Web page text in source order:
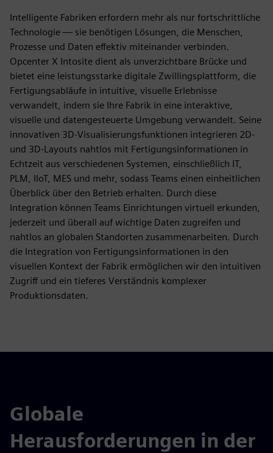
Intelligente Fabriken erfordern mehr als nur fortschrittliche
Technologie — sie benötigen Lösungen, die Menschen,
Prozesse und Daten effektiv miteinander verbinden.
Opcenter X Intosite dient als unverzichtbare Brücke und
bietet eine leistungsstarke digitale Zwillingsplattform, die
Fertigungsabläufe in intuitive, visuelle Erlebnisse
verwandelt, indem sie Ihre Fabrik in eine interaktive,
visuelle und datengesteuerte Umgebung verwandelt. Seine
innovativen 3D-Visualisierungsfunktionen integrieren 2D-
und 3D-Layouts nahtlos mit Fertigungsinformationen in
Echtzeit aus verschiedenen Systemen, einschließlich IT,
PLM, IIoT, MES und mehr, sodass Teams einen einheitlichen
Überblick über den Betrieb erhalten. Durch diese
Integration können Teams Einrichtungen virtuell erkunden,
jederzeit und überall auf wichtige Daten zugreifen und
nahtlos an globalen Standorten zusammenarbeiten. Durch
die Integration von Fertigungsinformationen in den
visuellen Kontext der Fabrik ermöglichen wir den intuitiven
Zugriff und ein tieferes Verständnis komplexer
Produktionsdaten.
Globale
Herausforderungen in der